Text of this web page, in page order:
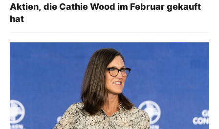
Aktien, die Cathie Wood im Februar gekauft
hat